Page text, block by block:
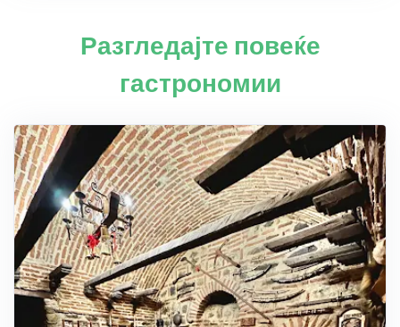
Разгледајте повеќе
гастрономии